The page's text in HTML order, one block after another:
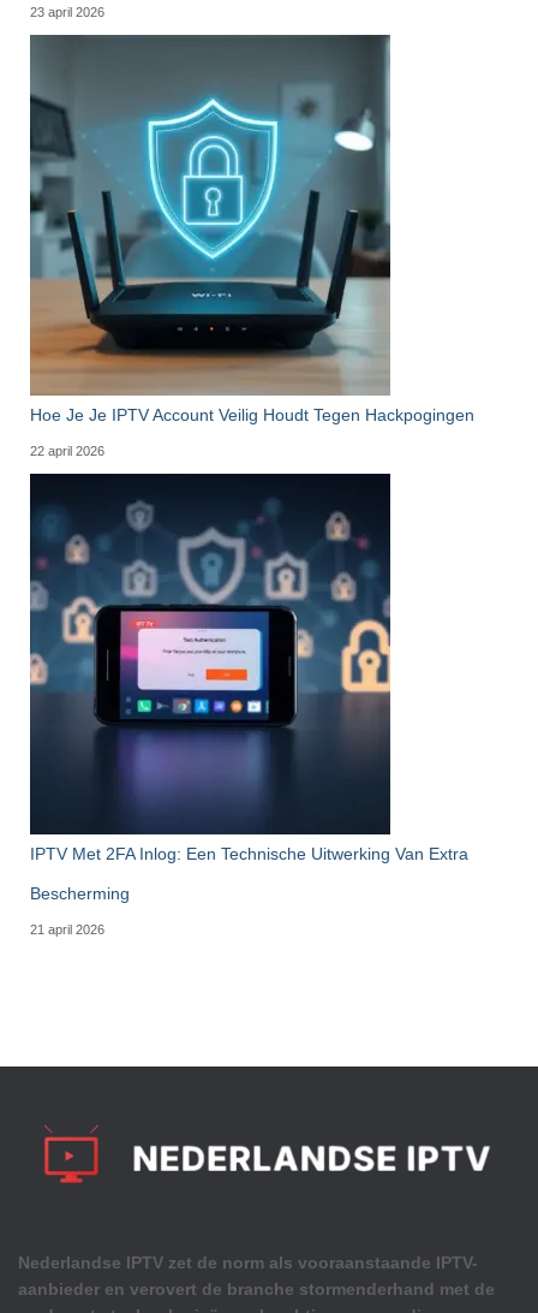
23 april 2026
Hoe Je Je IPTV Account Veilig Houdt Tegen Hackpogingen
22 april 2026
IPTV Met 2FA Inlog: Een Technische Uitwerking Van Extra
Bescherming
21 april 2026
Nederlandse IPTV zet de norm als vooraanstaande IPTV-
aanbieder en verovert de branche stormenderhand met de